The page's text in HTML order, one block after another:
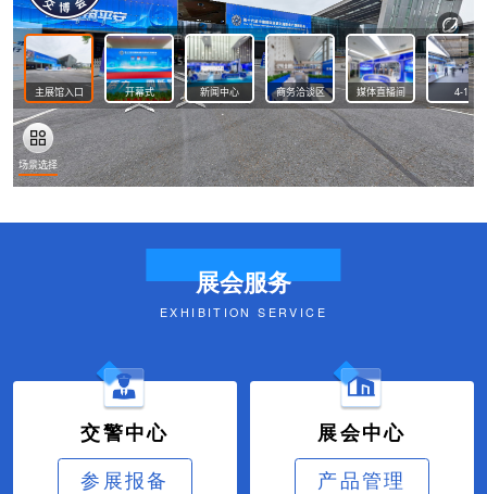
展会服务
EXHIBITION SERVICE
交警中心
参展报备
展会中心
产品管理